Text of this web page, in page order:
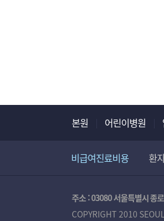
본원 어린이병원
비급여진료비용 환
주소 : 03080 서울특별시 종
COPYRIGHT 2010